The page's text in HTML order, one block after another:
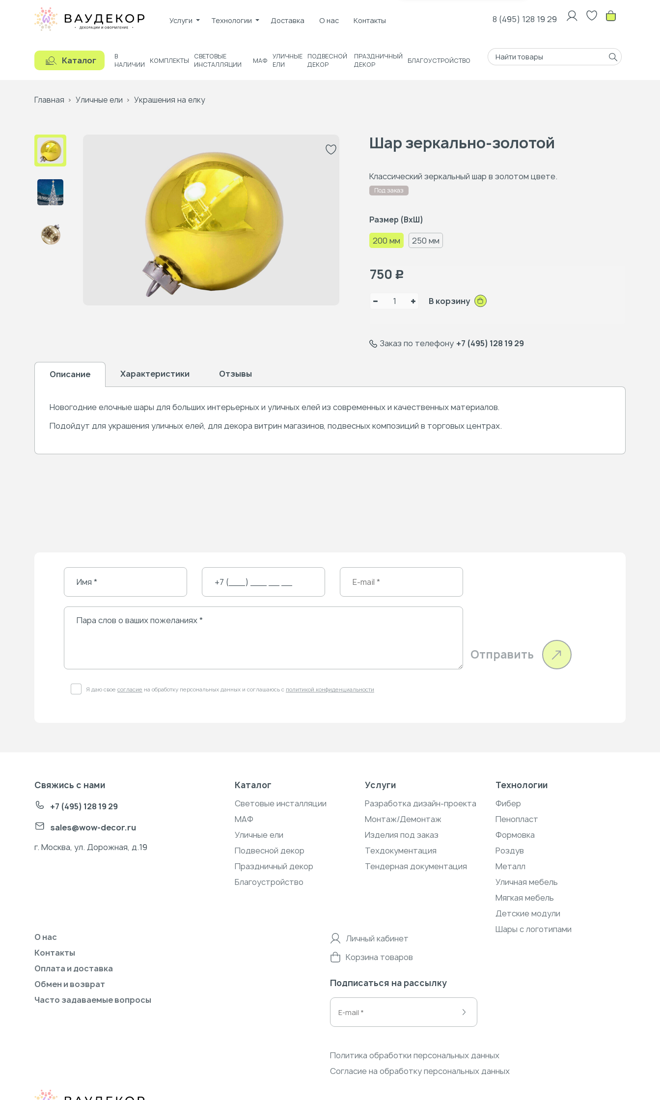
Услуги Технологии Доставка О нас Контакты 8 (495) 128 19 29
Каталог
В
НАЛИЧИИ
КОМПЛЕКТЫ
СВЕТОВЫЕ
ИНСТАЛЛЯЦИИ
МАФ
УЛИЧНЫЕ
ЕЛИ
ПОДВЕСНОЙ
ДЕКОР
ПРАЗДНИЧНЫЙ
ДЕКОР
БЛАГОУСТРОЙСТВО
Главная Уличные ели Украшения на елку
Шар зеркально-золотой
Классический зеркальный шар в золотом цвете.
Под заказ
Размер (ВxШ)
200 мм 250 мм
750 Р
В корзину
Заказ по телефону +7 (495) 128 19 29
Описание Характеристики Отзывы
Новогодние елочные шары для больших интерьерных и уличных елей из современных и качественных материалов.
Подойдут для украшения уличных елей, для декора витрин магазинов, подвесных композиций в торговых центрах.
Отправить
Я даю свое согласие на обработку персональных данных и соглашаюсь с политикой конфиденциальности
Свяжись с нами
+7 (495) 128 19 29
sales@wow-decor.ru
г. Москва, ул. Дорожная, д.19
Каталог
Световые инсталляции
МАФ
Уличные ели
Подвесной декор
Праздничный декор
Благоустройство
Услуги
Разработка дизайн-проекта
Монтаж/Демонтаж
Изделия под заказ
Техдокументация
Тендерная документация
Технологии
Фибер
Пенопласт
Формовка
Роздув
Металл
Уличная мебель
Мягкая мебель
Детские модули
Шары с логотипами
О нас
Контакты
Оплата и доставка
Обмен и возврат
Часто задаваемые вопросы
Личный кабинет
Корзина товаров
Подписаться на рассылку
Политика обработки персональных данных
Согласие на обработку персональных данных